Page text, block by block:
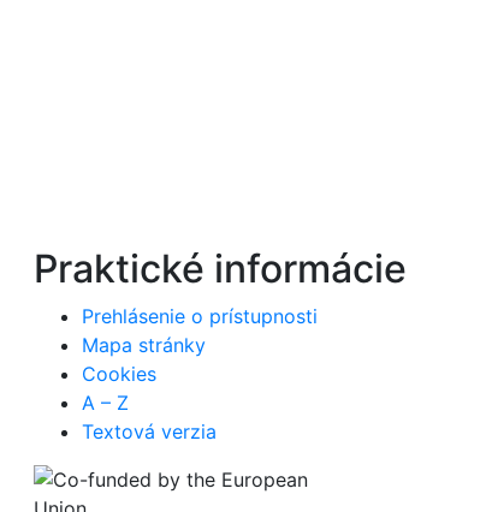
Praktické informácie
Prehlásenie o prístupnosti
Mapa stránky
Cookies
A – Z
Textová verzia